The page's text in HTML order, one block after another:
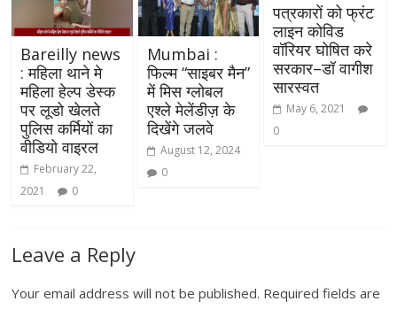
Bareilly news
: महिला थाने मे
महिला हेल्प डेस्क
पर लूडो खेलते
पुलिस कर्मियों का
वीडियो वाइरल
February 22,
2021
0
Mumbai :
फिल्म “साइबर मैन”
में मिस ग्लोबल
एश्ले मेलेंडीज़ के
दिखेंगे जलवे
August 12, 2024
0
पत्रकारों को फ्रंट
लाइन कोविड
वॉरियर घोषित करे
सरकार–डॉ वागीश
सारस्वत
May 6, 2021
0
Leave a Reply
Your email address will not be published. Required fields are